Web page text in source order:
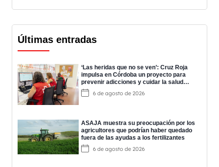
Últimas entradas
‘Las heridas que no se ven’: Cruz Roja
impulsa en Córdoba un proyecto para
prevenir adicciones y cuidar la salud
mental
6 de agosto de 2026
ASAJA muestra su preocupación por los
agricultores que podrían haber quedado
fuera de las ayudas a los fertilizantes
6 de agosto de 2026